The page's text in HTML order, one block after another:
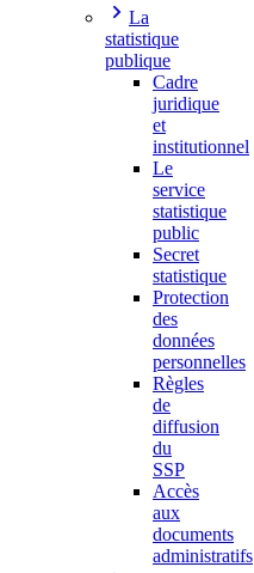
La
statistique
publique
Cadre
juridique
et
institutionnel
Le
service
statistique
public
Secret
statistique
Protection
des
données
personnelles
Règles
de
diffusion
du
SSP
Accès
aux
documents
administratifs